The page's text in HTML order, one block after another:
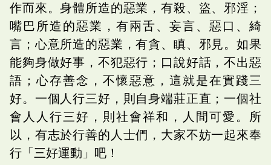
作而來。身體所造的惡業，有殺、盜、邪淫；
嘴巴所造的惡業，有兩舌、妄言、惡口、綺
言；心意所造的惡業，有貪、瞋、邪見。如果
能夠身做好事，不犯惡行；口說好話，不出惡
語；心存善念，不懷惡意，這就是在實踐三
好。一個人行三好，則自身端莊正直；一個社
會人人行三好，則社會祥和，人間可愛。所
以，有志於行善的人士們，大家不妨一起來奉
行「三好運動」吧！